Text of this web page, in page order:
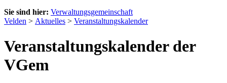
Sie sind hier: Verwaltungsgemeinschaft
Velden > Aktuelles > Veranstaltungskalender
Veranstaltungskalender der
VGem